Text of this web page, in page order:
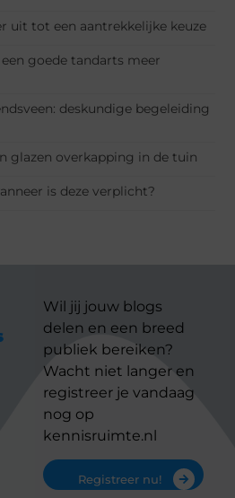
uit tot een aantrekkelijke keuze
goede tandarts meer
deskundige begeleiding
glazen overkapping in de tuin
is deze verplicht?
Wil jij jouw blogs
delen en een breed
publiek bereiken?
Wacht niet langer en
registreer je vandaag
nog op
kennisruimte.nl
Registreer nu!